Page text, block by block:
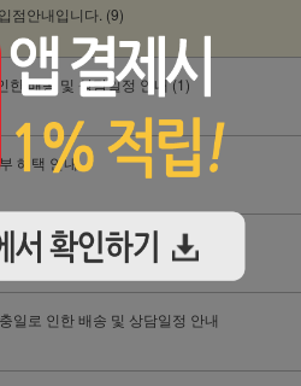
점안내입니다. (9)
배송 및 상담일정 안내(1)
혜택 안내
혜택 안내
로 인한 배송 및 상담일정 안내